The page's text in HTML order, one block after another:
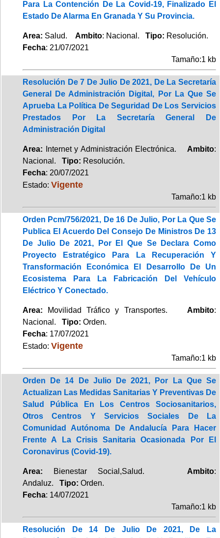
Para La Contención De La Covid-19, Finalizado El
Estado De Alarma En Granada Y Su Provincia.
Area: Salud. Ambito: Nacional. Tipo: Resolución.
Fecha: 21/07/2021
Tamaño:1 kb
Resolución De 7 De Julio De 2021, De La Secretaría
General De Administración Digital, Por La Que Se
Aprueba La Política De Seguridad De Los Servicios
Prestados Por La Secretaría General De
Administración Digital
Area: Internet y Administración Electrónica. Ambito:
Nacional. Tipo: Resolución.
Fecha: 20/07/2021
Estado: Vigente
Tamaño:1 kb
Orden Pcm/756/2021, De 16 De Julio, Por La Que Se
Publica El Acuerdo Del Consejo De Ministros De 13
De Julio De 2021, Por El Que Se Declara Como
Proyecto Estratégico Para La Recuperación Y
Transformación Económica El Desarrollo De Un
Ecosistema Para La Fabricación Del Vehículo
Eléctrico Y Conectado.
Area: Movilidad Tráfico y Transportes. Ambito:
Nacional. Tipo: Orden.
Fecha: 17/07/2021
Estado: Vigente
Tamaño:1 kb
Orden De 14 De Julio De 2021, Por La Que Se
Actualizan Las Medidas Sanitarias Y Preventivas De
Salud Pública En Los Centros Sociosanitarios,
Otros Centros Y Servicios Sociales De La
Comunidad Autónoma De Andalucía Para Hacer
Frente A La Crisis Sanitaria Ocasionada Por El
Coronavirus (Covid-19).
Area: Bienestar Social,Salud. Ambito:
Andaluz. Tipo: Orden.
Fecha: 14/07/2021
Tamaño:1 kb
Resolución De 14 De Julio De 2021, De La